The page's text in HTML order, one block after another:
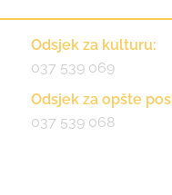
Odsjek za kulturu:
037 539 069
Odsjek za opšte
037 539 068